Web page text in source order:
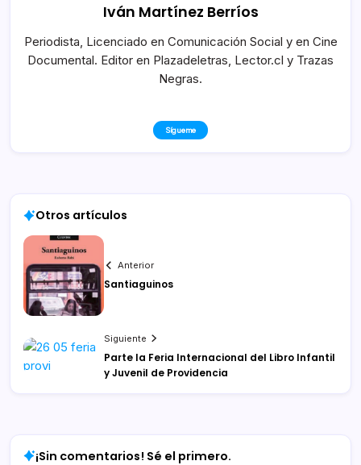
Iván Martínez Berríos
Periodista, Licenciado en Comunicación Social y en Cine
Documental. Editor en Plazadeletras, Lector.cl y Trazas
Negras.
Sígueme
Otros artículos
Anterior
Santiaguinos
Siguiente
Parte la Feria Internacional del Libro Infantil
y Juvenil de Providencia
¡Sin comentarios! Sé el primero.